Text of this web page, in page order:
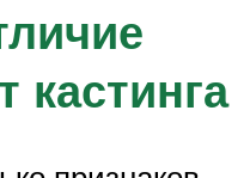
кастинга